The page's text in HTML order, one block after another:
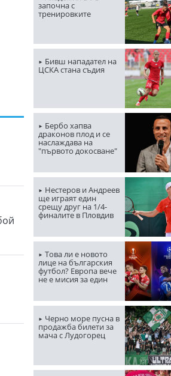
започна с
тренировките
Бивш нападател на
ЦСКА стана съдия
Бербо хапва
драконов плод и се
наслаждава на
"първото докосване"
Нестеров и Андреев
ще играят един
срещу друг на 1/4-
финалите в Пловдив
Това ли е новото
лице на българския
футбол? Европа вече
не е мисия за един
Черно море пусна в
продажба билети за
мача с Лудогорец